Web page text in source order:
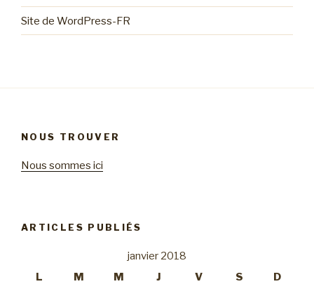
Site de WordPress-FR
NOUS TROUVER
Nous sommes ici
ARTICLES PUBLIÉS
janvier 2018
L
M M J V S D